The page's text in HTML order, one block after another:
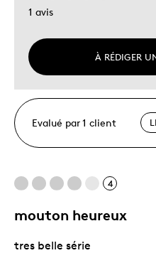
1 avis
À RÉDIGER
Evalué par 1 client
4
mouton heureux
tres belle série